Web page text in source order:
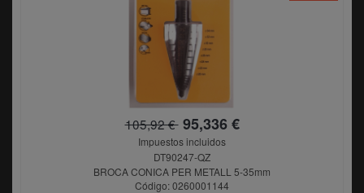
105,92 €95,336 €
Impuestos incluidos
DT90247-QZ
BROCA CONICA PER METALL 5-35mm
Código: 0260001144